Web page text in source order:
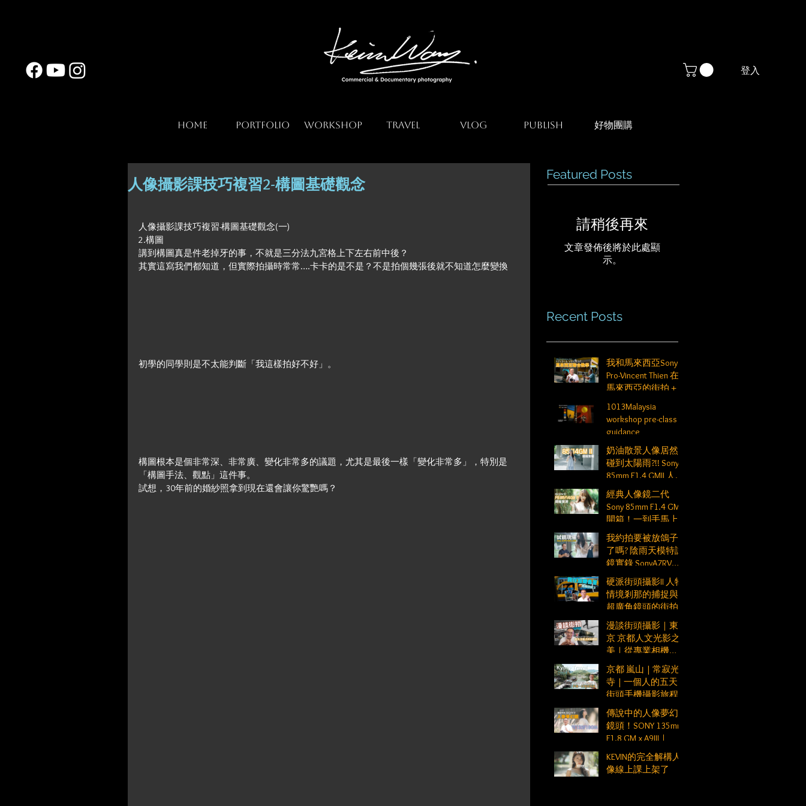
登入
Home Portfolio Workshop Travel Vlog Publish 好物團購
人像攝影課技巧複習2-構圖基礎觀念
人像攝影課技巧複習-構圖基礎觀念(一)
2.構圖
講到構圖真是件老掉牙的事，不就是三分法九宮格上下左右前中後？
其實這寫我們都知道，但實際拍攝時常常….卡卡的是不是？不是拍個幾張後就不知道怎麼變換
初學的同學則是不太能判斷「我這樣拍好不好」。
構圖根本是個非常深、非常廣、變化非常多的議題，尤其是最後一樣「變化非常多」，特別是
「構圖手法、觀點」這件事。
試想，30年前的婚紗照拿到現在還會讓你驚艷嗎？
Featured Posts
請稍後再來
文章發佈後將於此處顯
示。
Recent Posts
我和馬來西亞Sony
Pro-Vincent Thien 在
馬來西亞的街拍＋
人像教學
1013Malaysia
workshop pre-class
guidance
奶油散景人像居然
碰到太陽雨?!! Sony
85mm F1.4 GMII 人像
散景高階技巧
經典人像鏡二代
Sony 85mm F1.4 GMII
開箱！一到手馬上
出門拍攝
我約拍要被放鴿子
了嗎? 陰雨天模特試
鏡實錄 SonyA7RV
FE50mm F1.2GM
硬派街頭攝影II 人物
情境剎那的捕捉與
超廣角鏡頭的街拍
應用
漫談街頭攝影｜東
京 京都人文光影之
美｜從專業相機
SonyA7R5 到手機
Xperia1VI
京都 嵐山 | 常寂光
寺 | 一個人的五天
街頭手機攝影旅程
Vlog Day4
傳說中的人像夢幻
鏡頭！SONY 135mm
F1.8 GM x A9III｜
KEVIN的完全解構人
像線上課上架了